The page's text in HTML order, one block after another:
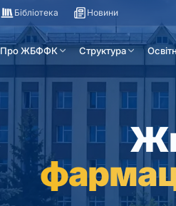
Бібліотека Новини
Про ЖБФФК Структура